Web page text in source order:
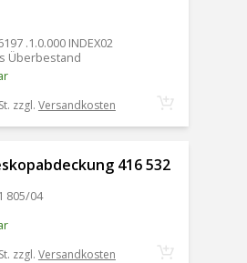
.1.0.000 INDEX02
Überbestand
zzgl. Versandkosten
416 532
805/04
zzgl. Versandkosten